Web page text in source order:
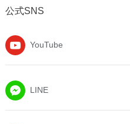
公式SNS
YouTube
LINE